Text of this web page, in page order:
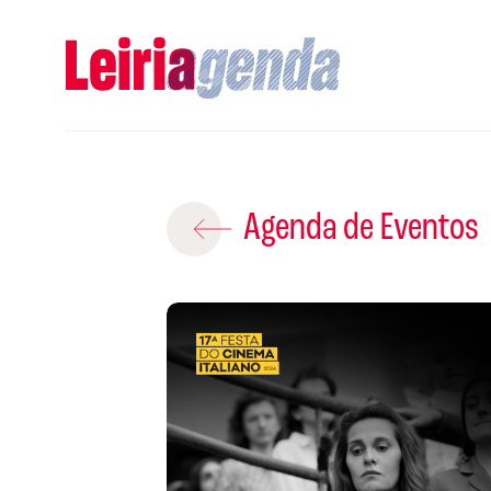
Agenda de Eventos
ROTEIROS
Gravar